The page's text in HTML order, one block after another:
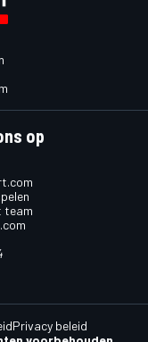
op
team
Privacy beleid